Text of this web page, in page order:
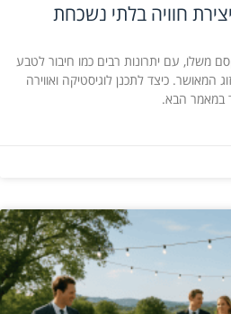
חוויה בלתי נשכחת
משלו, עם יתרונות רבים כמו חיבור לטבע
המאושר. כיצד לתכנן לוגיסטיקה ואווירה
במאמר הבא.